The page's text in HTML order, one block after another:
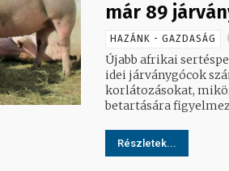
már 89
HAZÁNK - GAZDASÁG
Újabb afrikai
idei járványgócok
korlátozásokat,
Részletek...